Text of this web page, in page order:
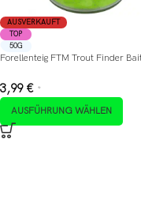
AUSVERKAUFT
TOP
50G
Forellenteig FTM Trout Finder
3,99 € *
AUSFÜHRUNG WÄHLEN